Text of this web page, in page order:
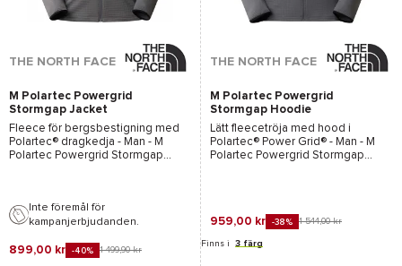
THE NORTH FACE
M Polartec Powergrid
Stormgap Jacket
Smoked Pearl TNF
Black
Fleece för bergsbestigning med
Polartec® dragkedja - Man - M
Polartec Powergrid Stormgap
Inte föremål för
kampanjerbjudanden.
899,00 kr -40% 1 499,90 kr
THE NORTH FACE
M Polartec Powergrid
Stormgap Hoodie
Smoked Pearl TNF
Black
Lätt fleecetröja med hood i
Polartec® Power Grid® - Man - M
Polartec Powergrid Stormgap
959,00 kr -38% 1 544,00 kr
Finns i 3 färg